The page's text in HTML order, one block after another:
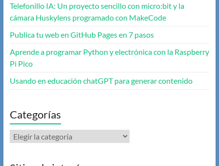
Telefonillo IA: Un proyecto sencillo con micro:bit y la
cámara Huskylens programado con MakeCode
Publica tu web en GitHub Pages en 7 pasos
Aprende a programar Python y electrónica con la Raspberry
Pi Pico
Usando en educación chatGPT para generar contenido
Categorías
Categorías